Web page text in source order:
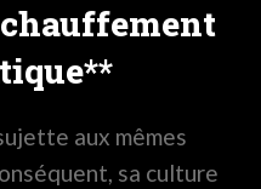
aux mêmes
sa culture